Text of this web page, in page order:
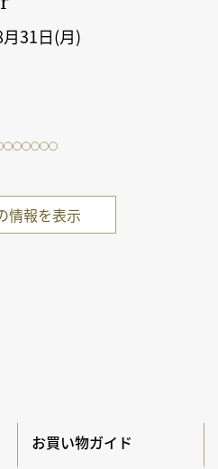
31日(月)
情報を表示
お買い物ガイド